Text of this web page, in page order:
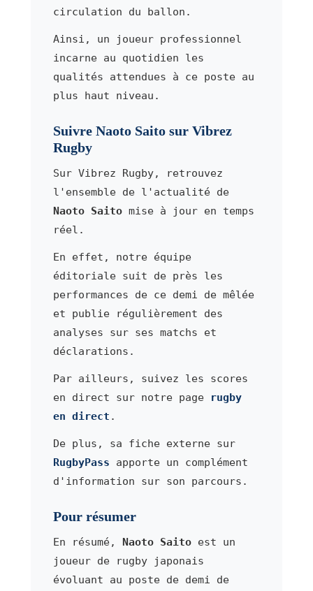
circulation du ballon.
Ainsi, un joueur professionnel
incarne au quotidien les
qualités attendues à ce poste au
plus haut niveau.
Suivre Naoto Saito sur Vibrez
Rugby
Sur Vibrez Rugby, retrouvez
l'ensemble de l'actualité de
Naoto Saitomise à jour en temps
réel.
En effet, notre équipe
éditoriale suit de près les
performances de ce demi de mêlée
et publie régulièrement des
analyses sur ses matchs et
déclarations.
Par ailleurs, suivez les scores
en direct sur notre page
rugby
en direct .
De plus, sa fiche externe sur
RugbyPass apporte un complément
d'information sur son parcours.
Pour résumer
En résumé, Naoto Saitoest un
joueur de rugby japonais
évoluant au poste de demi de